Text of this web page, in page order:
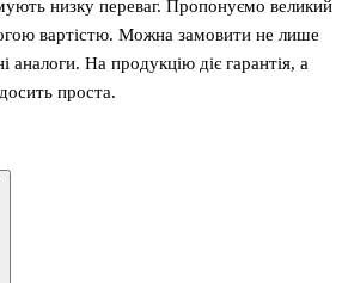
низку переваг. Пропонуємо великий
вартістю. Можна замовити не лише
аналоги. На продукцію діє гарантія, а
проста.